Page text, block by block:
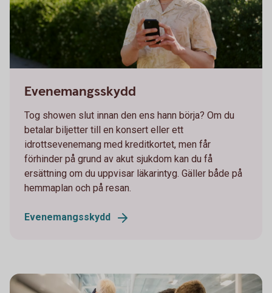
Evenemangsskydd
Tog showen slut innan den ens hann börja? Om du
betalar biljetter till en konsert eller ett
idrottsevenemang med kreditkortet, men får
förhinder på grund av akut sjukdom kan du få
ersättning om du uppvisar läkarintyg. Gäller både på
hemmaplan och på resan.
Evenemangsskydd